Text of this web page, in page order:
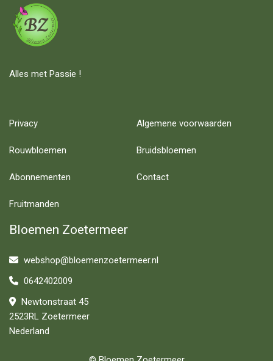
Alles met Passie !
Privacy Algemene voorwaarden
Rouwbloemen Bruidsbloemen
Abonnementen Contact
Fruitmanden
Bloemen Zoetermeer
webshop@bloemenzoetermeer.nl
0642402009
Newtonstraat 45
2523RL Zoetermeer
Nederland